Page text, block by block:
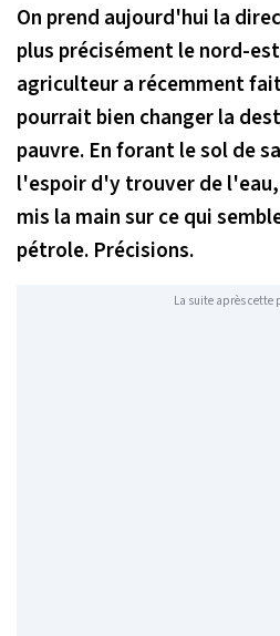
On prend aujourd'hui la
plus précisément le nord-
agriculteur a récemment
pourrait bien changer la
pauvre. En forant le sol de
l'espoir d'y trouver de
mis la main sur ce qui
pétrole. Précisions.
La suite après cette